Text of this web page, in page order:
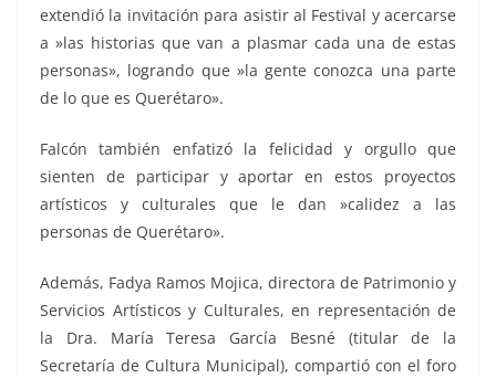
extendió la invitación para asistir al Festival y acercarse
a »las historias que van a plasmar cada una de estas
personas», logrando que »la gente conozca una parte
de lo que es Querétaro».
Falcón también enfatizó la felicidad y orgullo que
sienten de participar y aportar en estos proyectos
artísticos y culturales que le dan »calidez a las
personas de Querétaro».
Además, Fadya Ramos Mojica, directora de Patrimonio y
Servicios Artísticos y Culturales, en representación de
la Dra. María Teresa García Besné (titular de la
Secretaría de Cultura Municipal), compartió con el foro